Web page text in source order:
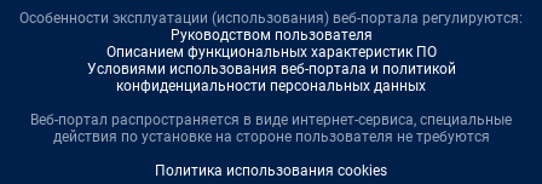
Особенности эксплуатации (использования) веб-портала регулируются:
Руководством пользователя
Описанием функциональных характеристик ПО
Условиями использования веб-портала и политикой
конфиденциальности персональных данных
Веб-портал распространяется в виде интернет-сервиса, специальные
действия по установке на стороне пользователя не требуются
Политика использования cookies